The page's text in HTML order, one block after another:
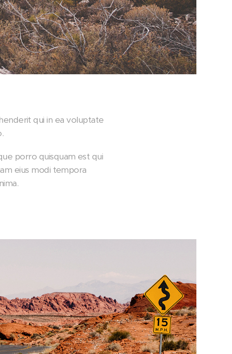
qui in ea voluptate
porro quisquam est qui
eius modi tempora